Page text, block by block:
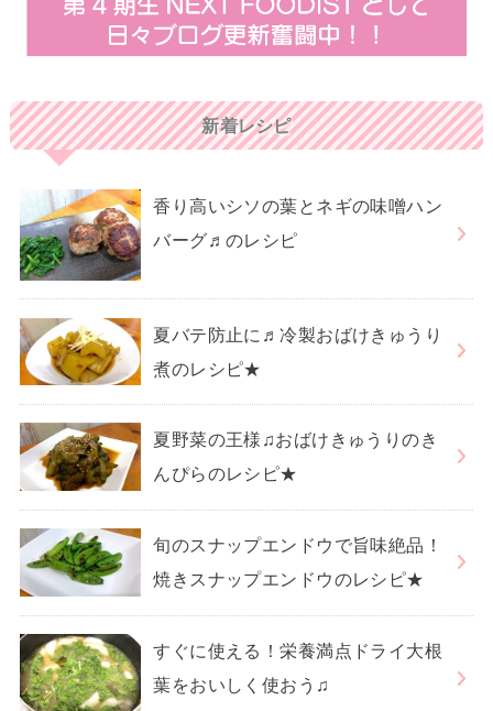
新着レシピ
香り高いシソの葉とネギの味噌ハン
バーグ♬のレシピ
夏バテ防止に♬冷製おばけきゅうり
煮のレシピ★
夏野菜の王様♫おばけきゅうりのき
んぴらのレシピ★
旬のスナップエンドウで旨味絶品！
焼きスナップエンドウのレシピ★
すぐに使える！栄養満点ドライ大根
葉をおいしく使おう♫